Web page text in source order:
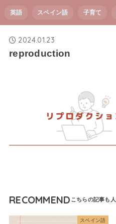
英語 スペイン語 子育て
2024.01.23
reproduction
RECOMMEND
スペイン語